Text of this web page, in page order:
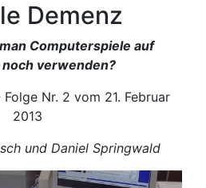
Demenz
Computerspiele auf
verwenden?
Nr. 2 vom 21. Februar
2013
und Daniel Springwald